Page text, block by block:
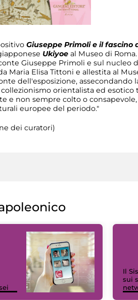
Giuseppe Primoli e il fascino
Ukiyoe al Museo di
Giuseppe Primoli e sul nucleo
Maria Elisa Tittoni e allestita al
dell'esposizione,
orientalista ed esotico
e non sempre colto o
europee del periodo."
dei curatori)
Il
sui